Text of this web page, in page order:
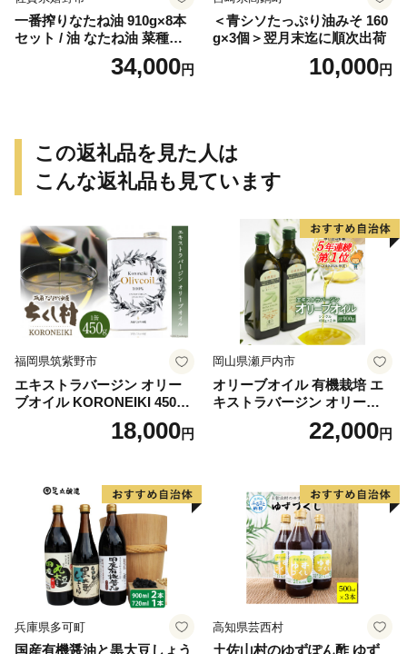
一番搾りなたね油 910g×8本
セット / 油 なたね油 菜種油
ナタネ【山下製油】 [NBE00
34,000円
＜青シソたっぷり油みそ 160
g×3個＞翌月末迄に順次出荷
10,000円
この返礼品を見た人は
こんな返礼品も見ています
福岡県筑紫野市
エキストラバージン オリー
ブオイル KORONEIKI 450g
[筑前たなか油屋 福岡県 筑紫
野市 21760403] 油 食用油 オ
18,000円
岡山県瀬戸内市
オリーブオイル 有機栽培 エ
キストラバージン オリーブ
オイル シングル 2本 セット
オーガニック 調味料 油 オリ
22,000円
兵庫県多可町
国産有機醤油と黒大豆しょう
高知県芸西村
土佐山村のゆずぽん酢 ゆず